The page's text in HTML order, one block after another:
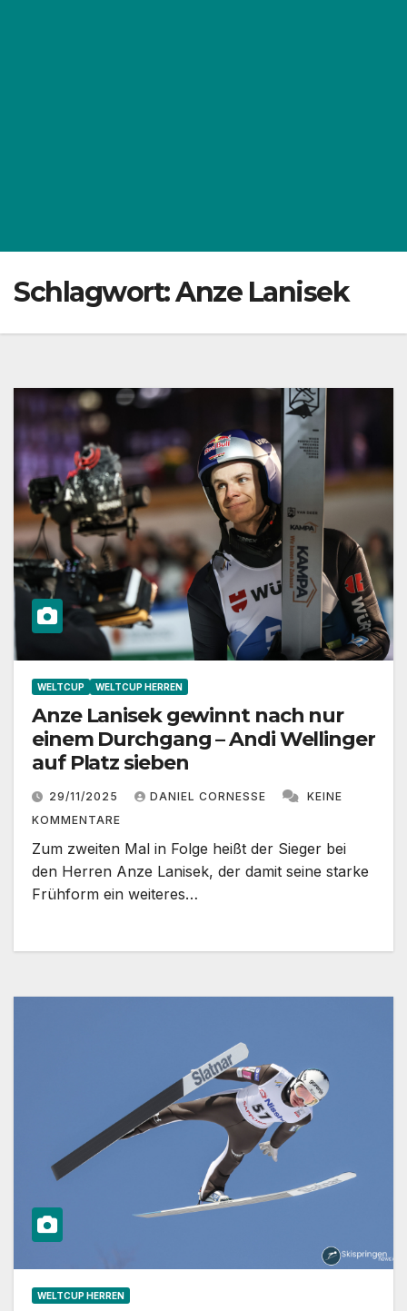
Schlagwort:Anze Lanisek
WELTCUP WELTCUP HERREN
Anze Lanisek gewinnt nach nur
einem Durchgang – Andi Wellinger
auf Platz sieben
29/11/2025 DANIEL CORNESSE
KEINE
KOMMENTARE
Zum zweiten Mal in Folge heißt der Sieger bei
den Herren Anze Lanisek, der damit seine starke
Frühform ein weiteres…
WELTCUP HERREN